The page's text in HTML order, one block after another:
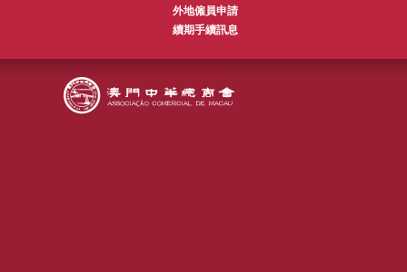
外地僱員申請
續期手續訊息